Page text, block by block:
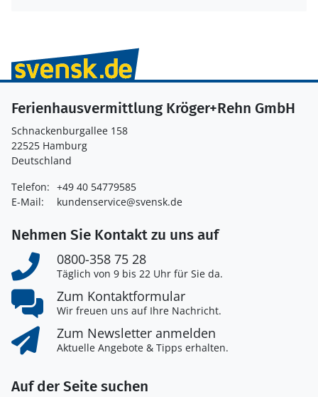
Ferienhausvermittlung Kröger+Rehn GmbH
Schnackenburgallee 158
22525 Hamburg
Deutschland
Telefon: +49 40 54779585
E-Mail:
kundenservice@svensk.de
Nehmen Sie Kontakt zu uns auf
0800-358 75 28
Täglich von 9 bis 22 Uhr für Sie da.
Zum Kontaktformular
Wir freuen uns auf Ihre Nachricht.
Zum Newsletter anmelden
Aktuelle Angebote & Tipps erhalten.
Auf der Seite suchen